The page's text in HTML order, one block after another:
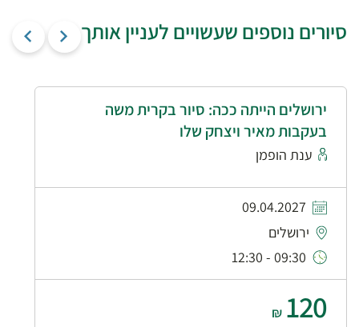
סיורים נוספים שעשויים לעניין אותך
ירושלים הייתה ככה: סיור בקרית משה
בעקבות מאיר ויצחק שלו
ענת הופמן
09.04.2027
ירושלים
09:30 - 12:30
120
₪